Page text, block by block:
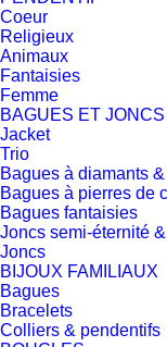
Coeur
Religieux
Animaux
Fantaisies
Femme
BAGUES ET JONCS
Jacket
Trio
Bagues à diamants
Bagues à pierres de
Bagues fantaisies
Joncs semi-éternité
Joncs
BIJOUX FAMILIAUX
Bagues
Bracelets
Colliers & pendentifs